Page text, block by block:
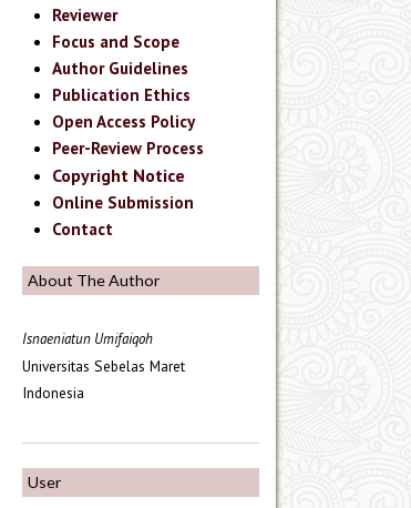
Reviewer
Focus and Scope
Author Guidelines
Publication Ethics
Open Access Policy
Peer-Review Process
Copyright Notice
Online Submission
Contact
About The Author
Isnaeniatun Umifaiqoh
Universitas Sebelas Maret
Indonesia
User